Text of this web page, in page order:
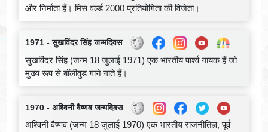
और निर्माता हैं। मिस वर्ल्ड 2000 प्रतियोगिता की विजेता।
1971 - सुखविंदर सिंह जन्मदिवस
सुखविंदर सिंह (जन्म 18 जुलाई 1971) एक भारतीय पार्श्व गायक हैं जो
मुख्य रूप से बॉलीवुड गाने गाते हैं।
1970 - अश्विनी वैष्णव जन्मदिवस
अश्विनी वैष्णव (जन्म 18 जुलाई 1970) एक भारतीय राजनीतिज्ञ, पूर्व